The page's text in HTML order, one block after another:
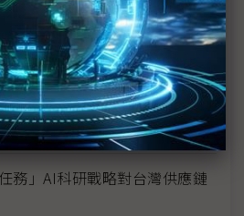
議持續推進 2026聚焦關鍵礦
鐘會談 將政治阻力化為英特
務」AI科研戰略對台灣供應鏈